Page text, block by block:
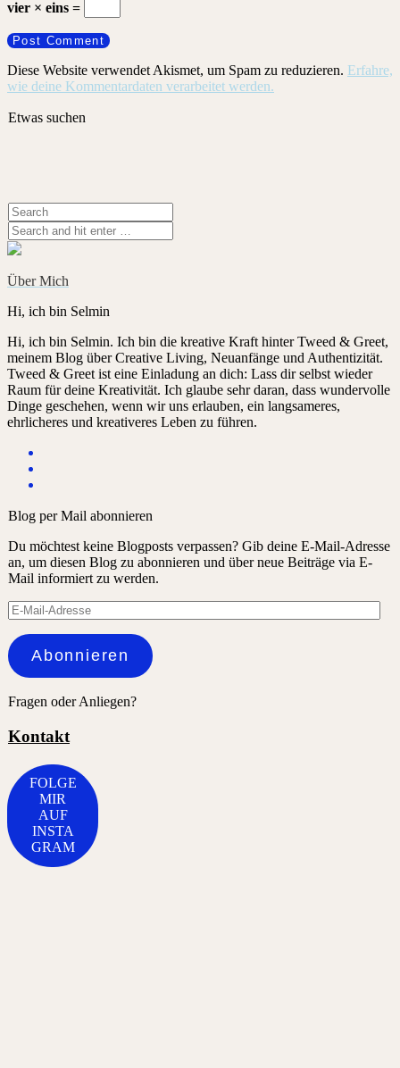
vier × eins =
Diese Website verwendet Akismet, um Spam zu reduzieren. Erfahre,
wie deine Kommentardaten verarbeitet werden.
Etwas suchen
Über Mich
Hi, ich bin Selmin
Hi, ich bin Selmin. Ich bin die kreative Kraft hinter Tweed & Greet,
meinem Blog über Creative Living, Neuanfänge und Authentizität.
Tweed & Greet ist eine Einladung an dich: Lass dir selbst wieder
Raum für deine Kreativität. Ich glaube sehr daran, dass wundervolle
Dinge geschehen, wenn wir uns erlauben, ein langsameres,
ehrlicheres und kreativeres Leben zu führen.
Blog per Mail abonnieren
Du möchtest keine Blogposts verpassen? Gib deine E-Mail-Adresse
an, um diesen Blog zu abonnieren und über neue Beiträge via E-
Mail informiert zu werden.
E-
Mail-
Adresse
Abonnieren
Fragen oder Anliegen?
Kontakt
FOLGE
MIR
AUF
INSTA
GRAM